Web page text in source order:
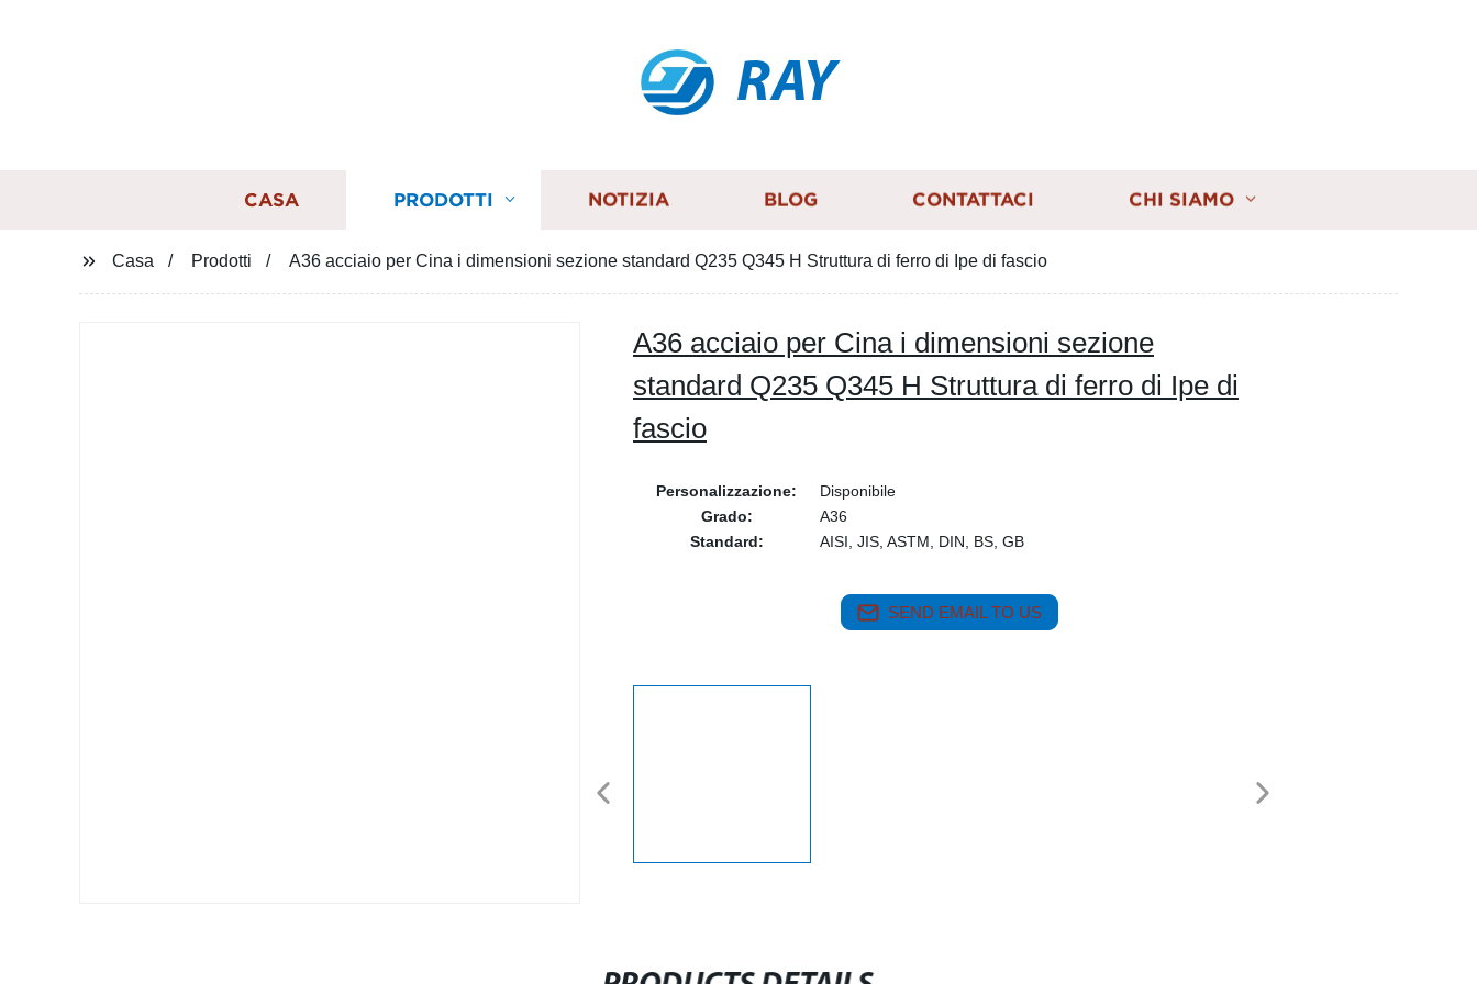
RAY
CASA PRODOTTI NOTIZIA BLOG CONTATTACI CHI SIAMO
Casa Prodotti A36 acciaio per Cina i dimensioni sezione standard Q235 Q345 H Struttura di ferro di Ipe di fascio
A36 acciaio per Cina i dimensioni sezione
standard Q235 Q345 H Struttura di ferro di Ipe di
fascio
Personalizzazione:
Disponibile
Grado:
A36
Standard:
AISI, JIS, ASTM, DIN, BS, GB
SEND EMAIL TO US